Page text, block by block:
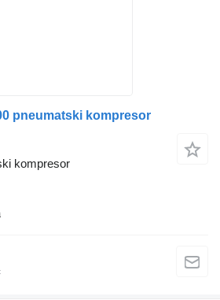
pneumatski kompresor
kompresor